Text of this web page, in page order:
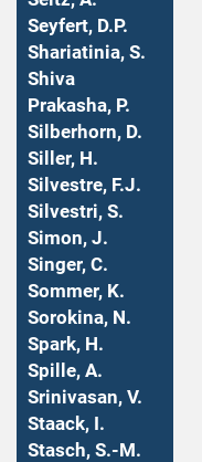
Seyfert, D.P.
Shariatinia, S.
Shiva
Prakasha, P.
Silberhorn, D.
Siller, H.
Silvestre, F.J.
Silvestri, S.
Simon, J.
Singer, C.
Sommer, K.
Sorokina, N.
Spark, H.
Spille, A.
Srinivasan, V.
Staack, I.
Stasch, S.-M.